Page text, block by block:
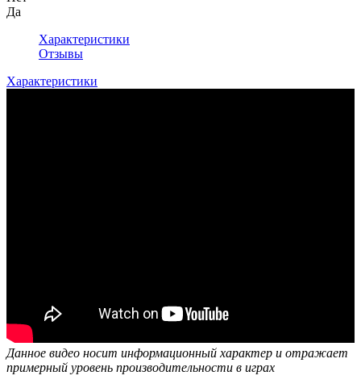
Да
Характеристики
Отзывы
Характеристики
Данное видео носит информационный характер и отражает
примерный уровень производительности в играх